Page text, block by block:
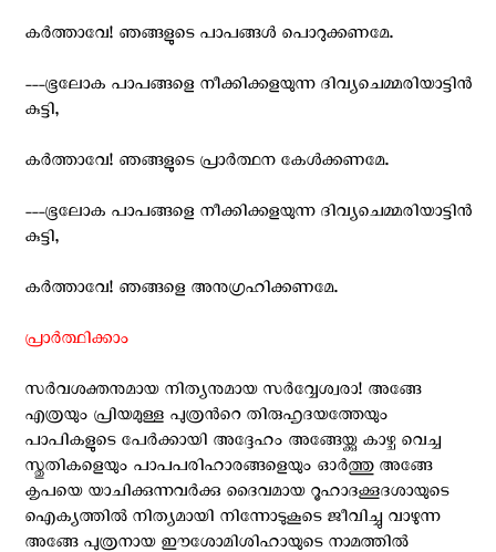
കര്‍ത്താവേ! ഞങ്ങളുടെ പാപങ്ങള്‍ പൊറുക്കണമേ.
---ഭൂലോക പാപങ്ങളെ നീക്കിക്കളയുന്ന ദിവ്യചെമ്മരിയാട്ടിന്‍
കുട്ടി,
കര്‍ത്താവേ! ഞങ്ങളുടെ പ്രാര്‍ത്ഥന കേള്‍ക്കണമേ.
---ഭൂലോക പാപങ്ങളെ നീക്കിക്കളയുന്ന ദിവ്യചെമ്മരിയാട്ടിന്‍
കുട്ടി,
കര്‍ത്താവേ! ഞങ്ങളെ അനുഗ്രഹിക്കണമേ.
പ്രാര്‍ത്ഥിക്കാം
സര്‍വശക്തനുമായ നിത്യനുമായ സര്‍വ്വേശ്വരാ! അങ്ങേ
എത്രയും പ്രിയമുള്ള പുത്രന്‍റെ തിരുഹൃദയത്തേയും
പാപികളുടെ പേര്‍ക്കായി അദ്ദേഹം അങ്ങേയ്ക്കു കാഴ്ച വെച്ച
സ്തുതികളെയും പാപപരിഹാരങ്ങളെയും ഓര്‍ത്തു അങ്ങേ
കൃപയെ യാചിക്കുന്നവര്‍ക്കു ദൈവമായ റൂഹാദക്കൂദശായുടെ
ഐക്യത്തില്‍ നിത്യമായി നിന്നോടുകൂടെ ജീവിച്ചു വാഴുന്ന
അങ്ങേ പുത്രനായ ഈശോമിശിഹായുടെ നാമത്തില്‍